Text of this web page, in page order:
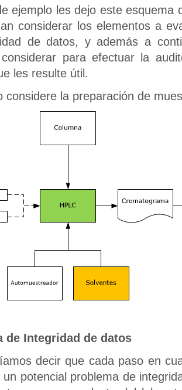
ejemplo les dejo este esquema
considerar los elementos a
de datos, y además a
para efectuar la
les resulte útil.
considere la preparación de
de Integridad de datos
decir que cada paso en
un potencial problema de